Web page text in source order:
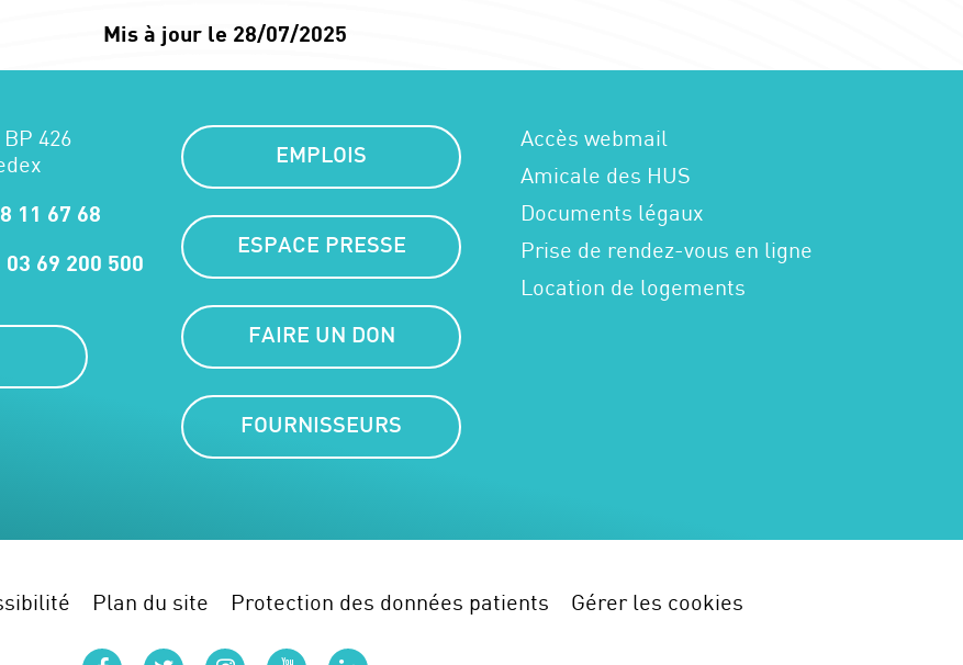
Mis à jour le 28/07/2025
426
11 67 68
03 69 200 500
EMPLOIS
ESPACE PRESSE
FAIRE UN DON
FOURNISSEURS
Accès webmail
Amicale des HUS
Documents légaux
Prise de rendez-vous en ligne
Location de logements
Plan du site Protection des données patients Gérer les cookies